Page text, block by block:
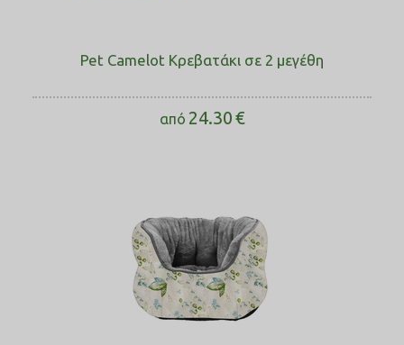
Pet Camelot Κρεβατάκι σε 2 μεγέθη
από 24.30€